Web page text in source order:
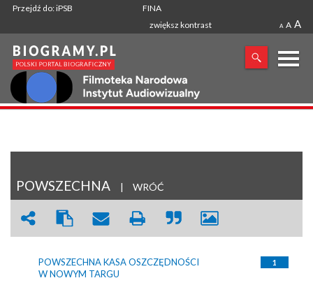
Przejdź do: iPSB
FINA
zwiększ kontrast
A A A
X
POWSZECHNA | WRÓĆ
POWSZECHNA KASA OSZCZĘDNOŚCI
W NOWYM TARGU
1